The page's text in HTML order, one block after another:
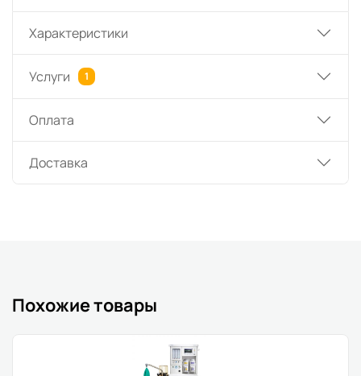
Характеристики
Услуги 1
Оплата
Доставка
Похожие товары